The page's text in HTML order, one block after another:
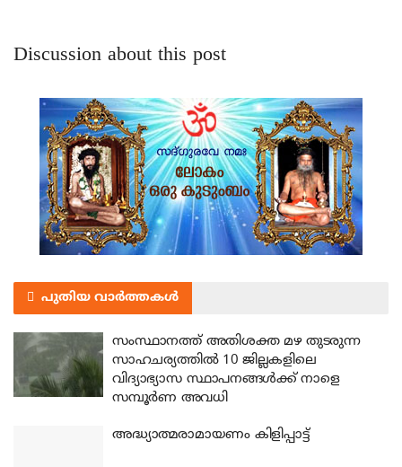
Discussion about this post
പുതിയ വാർത്തകൾ
സംസ്ഥാനത്ത് അതിശക്ത മഴ തുടരുന്ന
സാഹചര്യത്തിൽ 10 ജില്ലകളിലെ
വിദ്യാഭ്യാസ സ്ഥാപനങ്ങൾക്ക് നാളെ
സമ്പൂർണ അവധി
അദ്ധ്യാത്മരാമായണം കിളിപ്പാട്ട്